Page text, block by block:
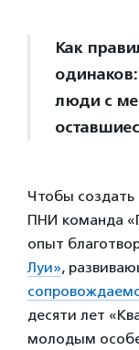
Как
люди с
Чтобы создать
ПНИ команда
опыт
Луи»,
десяти лет
молодым